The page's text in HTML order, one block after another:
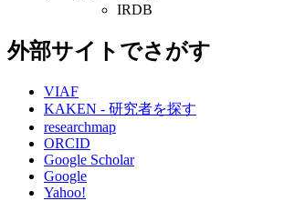
IRDB
外部サイトでさがす
VIAF
KAKEN - 研究者を探す
researchmap
ORCID
Google Scholar
Google
Yahoo!